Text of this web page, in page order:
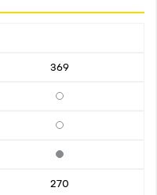
369
Lisavarustus
Lisavarustus
Standardvarustus
270